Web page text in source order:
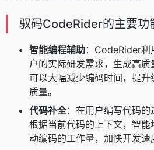
驭码CodeRider的主要功
智能编程辅助：CodeRider利
户的实际研发需求，生成高
可以大幅减少编码时间，提
质量。
代码补全：在用户编写代码
根据当前代码的上下文，智
动编码的工作量，加快开发速